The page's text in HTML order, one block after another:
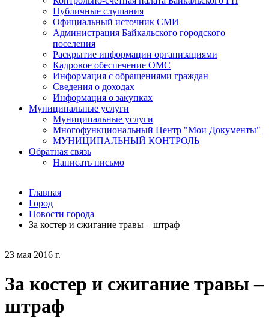
23 мая 2016 г.
За костер и сжигание травы –
штраф
Публичные слушания
Официальный источник СМИ
Администрация Байкальского городского
поселения
Раскрытие информации организациями
Кадровое обеспечение ОМС
Информация с обращениями граждан
Сведения о доходах
Информация о закупках
Муниципальные услуги
Муниципальные услуги
Многофункциональный Центр "Мои Документы"
МУНИЦИПАЛЬНЫЙ КОНТРОЛЬ
Обратная связь
Написать письмо
Главная
Город
Новости города
За костер и сжигание травы – штраф